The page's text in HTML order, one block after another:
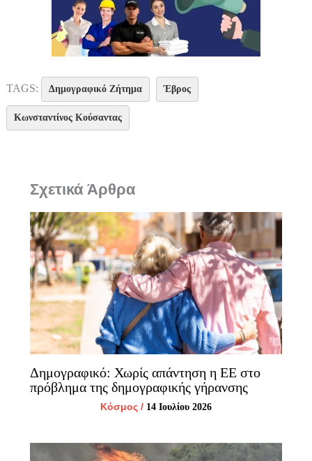
TAGS: Δημογραφικό Ζήτημα Έβρος
Κωνσταντίνος Κούσαντας
Σχετικά Άρθρα
Δημογραφικό: Χωρίς απάντηση η ΕΕ στο
πρόβλημα της δημογραφικής γήρανσης
Κόσμος / 14 Ιουλίου 2026